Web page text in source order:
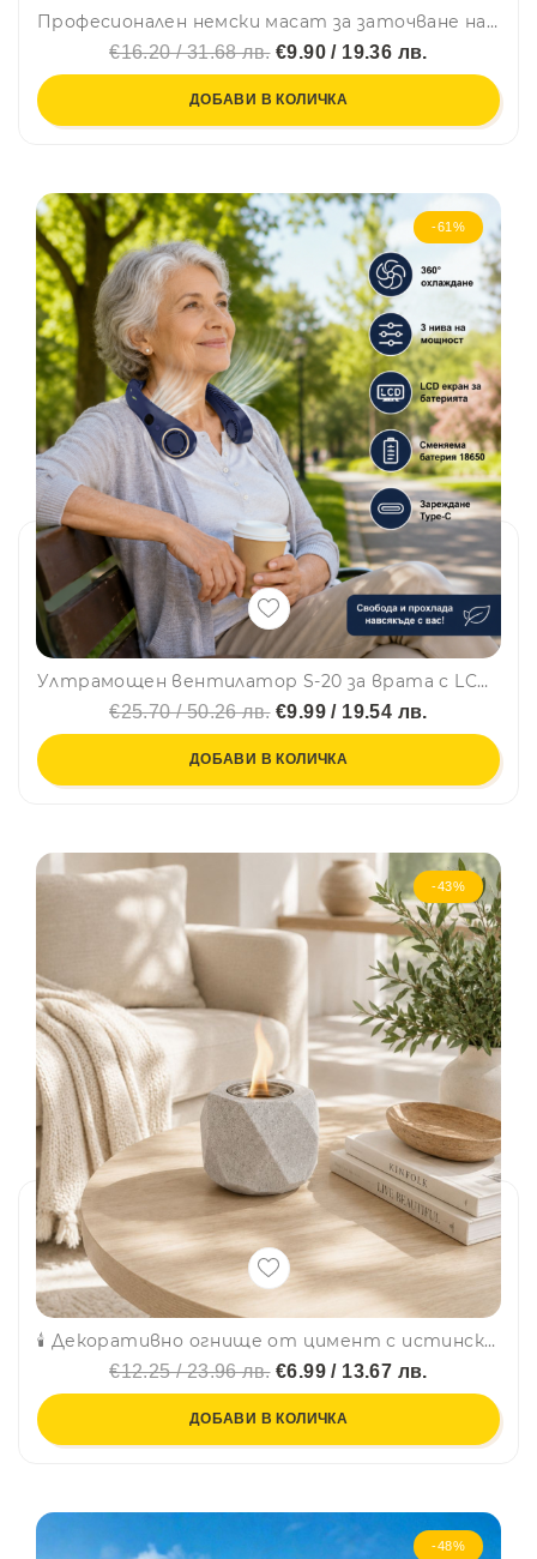
Професионален немски масат за заточване на остриета, плосък, намагнетизиран
€16.20 / 31.68 лв.€9.90 / 19.36 лв.
ДОБАВИ В КОЛИЧКА
-61%
Ултрамощен вентилатор S-20 за врата с LCD екран, hands free прохлада където и да си
€25.70 / 50.26 лв.€9.99 / 19.54 лв.
ДОБАВИ В КОЛИЧКА
-43%
🕯️ Декоративно огнище от цимент с истински пламък, на биоетанол, 13 × 13 × 10 см
€12.25 / 23.96 лв.€6.99 / 13.67 лв.
ДОБАВИ В КОЛИЧКА
-48%